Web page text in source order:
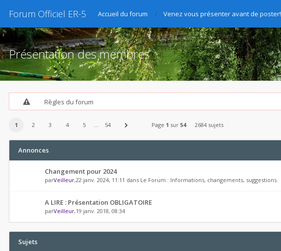
Forum Officiel ER-5 Accueil du forum Venez vous présenter avant de poster!
Présentation des membres
Règles du forum
1 2 3 4 5 … 54 Page 1 sur 54 2684 sujets
Annonces
Changement pour 2024
parVeilleur,22 janv. 2024, 11:11 dans Le Forum : Informations, changements, suggestions.
A LIRE : Présentation OBLIGATOIRE
parVeilleur,19 janv. 2018, 08:34
Sujets